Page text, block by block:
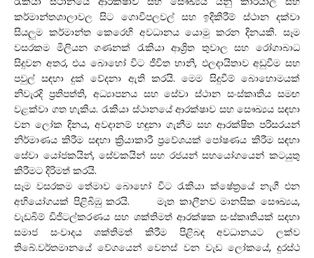
කර්මාන්තශාලාවල සිට ගොවිපලවල් සහ ඉදිකිරීම් ස්ථාන දක්වා
සියලුම කර්මාන්ත කෙරෙහි අවධානය යොමු කරන දිනයකි. සෑම
වසරකම මිලියන ගණනක් රැකියා ආශ්‍රිත තුවාල සහ රෝගාබාධ
සිදුවන අතර, එය බොහෝ විට ජීවිත හානි, ඵලදායිතාව අඩුවීම සහ
පවුල් සඳහා දුක් වේදනා ඇති කරයි. මෙම සිදුවීම් බොහොමයක්
නිවැරදි ප්‍රතිපත්ති, අධ්‍යාපනය සහ සේවා ස්ථාන සංස්කෘතිය සමඟ
වළක්වා ගත හැකිය. රැකියා ස්ථානයේ ආරක්ෂාව සහ සෞඛ්‍යය සඳහා
වන ලෝක දිනය, අවදානම් හඳුනා ගැනීම සහ ආරක්ෂිත පරිසරයන්
නිර්මාණය කිරීම සඳහා ක්‍රියාකාරී ප්‍රවේශයක් පෝෂණය කිරීම සඳහා
සේවා යෝජකයින්, සේවකයින් සහ රජයන් සහයෝගයෙන් කටයුතු
කිරීමට දිරිමත් කරයි.
සෑම වසරකම තේමාව බොහෝ විට රැකියා ක්ෂේත්‍රයේ නැගී එන
අභියෝගයක් පිළිබිඹු කරයි. මෑත කාලීනව මානසික සෞඛ්‍යය,
වැඩබිම් ඩිජිටල්කරණය සහ ශක්තිමත් ආරක්ෂක සංස්කෘතියක් සඳහා
සමාජ සංවාදය ශක්තිමත් කිරීම පිළිබඳ අවධානයට ලක්ව
තිබේ.වර්තමානයේ වේගයෙන් වෙනස් වන වැඩ ලෝකයේ, දුරස්ථ